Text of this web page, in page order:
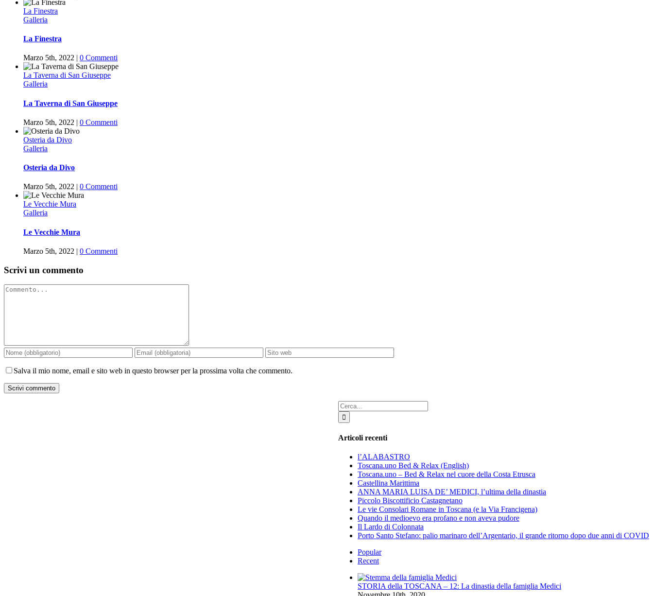
La Finestra
Galleria
La Finestra
Marzo 5th, 2022 | 0 Commenti
La Taverna di San Giuseppe
Galleria
La Taverna di San Giuseppe
Marzo 5th, 2022 | 0 Commenti
Osteria da Divo
Galleria
Osteria da Divo
Marzo 5th, 2022 | 0 Commenti
Le Vecchie Mura
Galleria
Le Vecchie Mura
Marzo 5th, 2022 | 0 Commenti
Scrivi un commento
Commento
Salva il mio nome, email e sito web in questo browser per la prossima volta che commento.
Cerca
per:
Articoli recenti
l’ALABASTRO
Toscana.uno Bed & Relax (English)
Toscana.uno – Bed & Relax nel cuore della Costa Etrusca
Castellina Marittima
ANNA MARIA LUISA DE’ MEDICI, l’ultima della dinastia
Piccolo Biscottificio Castagnetano
Le vie Consolari Romane in Toscana (e la Via Francigena)
Quando il medioevo era profano e non aveva pudore
Il Lardo di Colonnata
Porto Santo Stefano: palio marinaro dell’Argentario, il grande ritorno dopo due anni di COVID
Popular
Recent
STORIA della TOSCANA – 12: La dinastia della famiglia Medici